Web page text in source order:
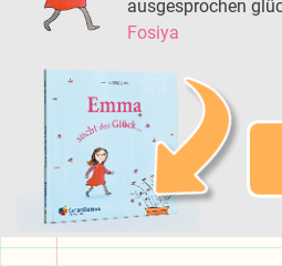
ausgesprochen
Fosiya